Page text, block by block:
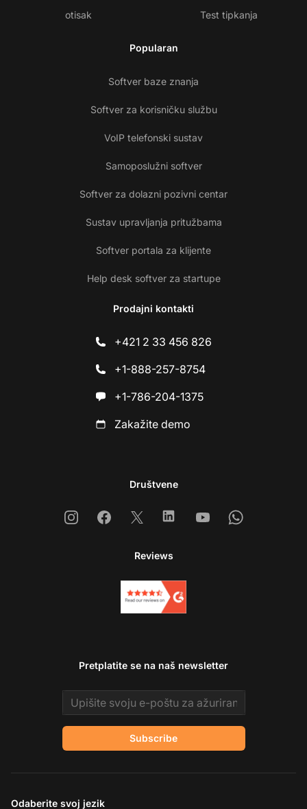
otisak Test tipkanja
Popularan
Softver baze znanja
Softver za korisničku službu
VoIP telefonski sustav
Samoposlužni softver
Softver za dolazni pozivni centar
Sustav upravljanja pritužbama
Softver portala za klijente
Help desk softver za startupe
Prodajni kontakti
+421 2 33 456 826
+1-888-257-8754
+1-786-204-1375
Zakažite demo
Društvene
InstagramFacebook
X LinkedinYoutubeWhatsapp
Reviews
Pretplatite se na naš newsletter
Email address
Subscribe
Odaberite svoj jezik